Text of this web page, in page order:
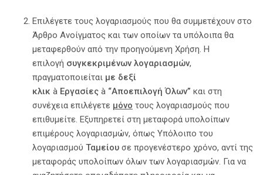
Επιλέγετε τους λογαριασμούς που θα συμμετέχουν στο
Άρθρο Ανοίγματος και των οποίων τα υπόλοιπα θα
μεταφερθούν από την προηγούμενη Χρήση. Η
επιλογή συγκεκριμένων λογαριασμών,
πραγματοποιείται με δεξί
κλικ à Εργασίες à “Αποεπιλογή Όλων” και στη
συνέχεια επιλέγετε μόνο τους λογαριασμούς που
επιθυμείτε. Εξυπηρετεί στη μεταφορά υπολοίπων
επιμέρους λογαριασμών, όπως Υπόλοιπο του
λογαριασμού Ταμείου σε προγενέστερο χρόνο, αντί της
μεταφοράς υπολοίπων όλων των λογαριασμών. Για να